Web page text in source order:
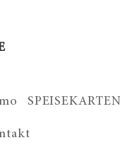
SPEISEKARTEN